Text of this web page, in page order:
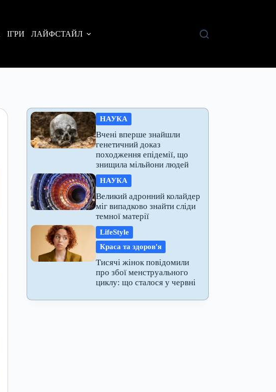
ІГРИ ЛАЙФСТАЙЛ
НАУКА
Вчені вперше знайшли
генетичний доказ
походження епідемії, що
знищила мільйони людей
НАУКА
Великий адронний колайдер
міг випадково знайти сліди
темної матерії
LifeStyle
Краса та здоров'я
Тисячі жінок повідомили
про збої менструального
циклу: що сталося у червні